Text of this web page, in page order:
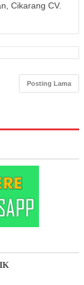
Cikarang CV.
Posting Lama